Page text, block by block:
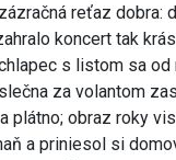
reťaz dobra:
koncert tak
s listom sa
za volantom
plátno; obraz roky
a priniesol si